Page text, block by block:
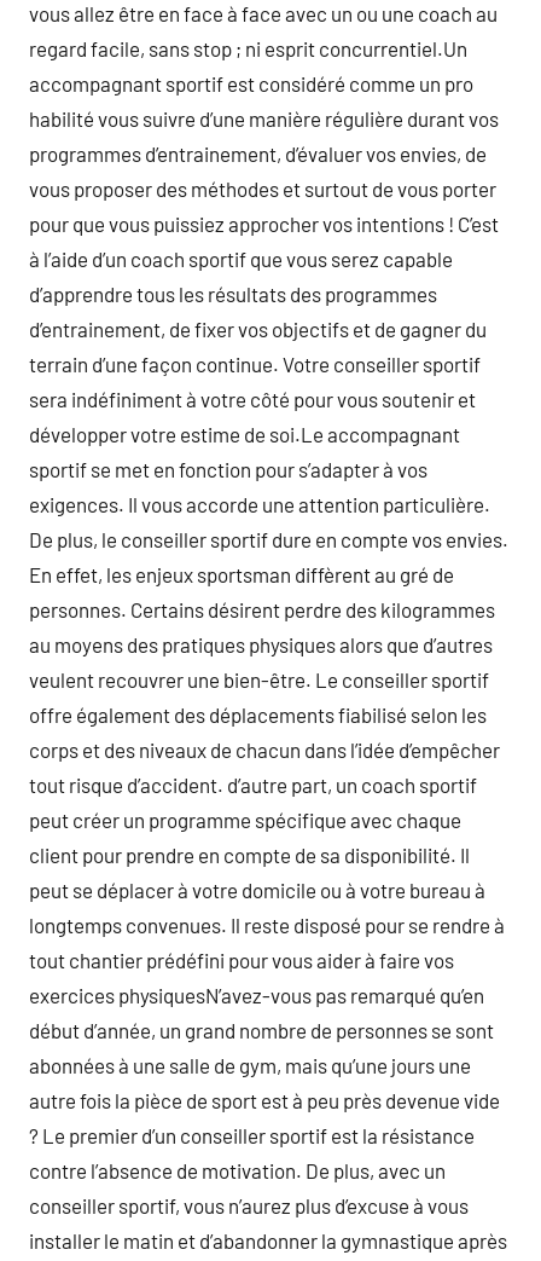
vous allez être en face à face avec un ou une coach au
regard facile, sans stop ; ni esprit concurrentiel.Un
accompagnant sportif est considéré comme un pro
habilité vous suivre d’une manière régulière durant vos
programmes d’entrainement, d’évaluer vos envies, de
vous proposer des méthodes et surtout de vous porter
pour que vous puissiez approcher vos intentions ! C’est
à l’aide d’un coach sportif que vous serez capable
d’apprendre tous les résultats des programmes
d’entrainement, de fixer vos objectifs et de gagner du
terrain d’une façon continue. Votre conseiller sportif
sera indéfiniment à votre côté pour vous soutenir et
développer votre estime de soi.Le accompagnant
sportif se met en fonction pour s’adapter à vos
exigences. Il vous accorde une attention particulière.
De plus, le conseiller sportif dure en compte vos envies.
En effet, les enjeux sportsman diffèrent au gré de
personnes. Certains désirent perdre des kilogrammes
au moyens des pratiques physiques alors que d’autres
veulent recouvrer une bien-être. Le conseiller sportif
offre également des déplacements fiabilisé selon les
corps et des niveaux de chacun dans l’idée d’empêcher
tout risque d’accident. d’autre part, un coach sportif
peut créer un programme spécifique avec chaque
client pour prendre en compte de sa disponibilité. Il
peut se déplacer à votre domicile ou à votre bureau à
longtemps convenues. Il reste disposé pour se rendre à
tout chantier prédéfini pour vous aider à faire vos
exercices physiquesN’avez-vous pas remarqué qu’en
début d’année, un grand nombre de personnes se sont
abonnées à une salle de gym, mais qu’une jours une
autre fois la pièce de sport est à peu près devenue vide
? Le premier d’un conseiller sportif est la résistance
contre l’absence de motivation. De plus, avec un
conseiller sportif, vous n’aurez plus d’excuse à vous
installer le matin et d’abandonner la gymnastique après